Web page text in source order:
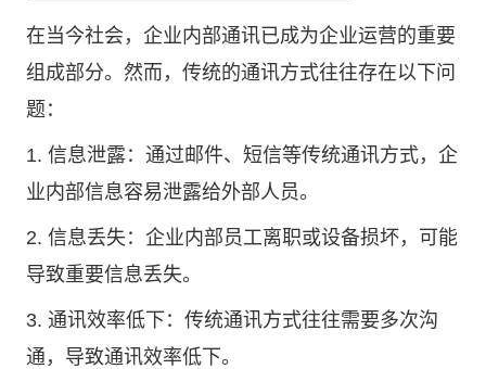
在当今社会，企业内部通讯已成为企业运营的重要
组成部分。然而，传统的通讯方式往往存在以下问
题：
1. 信息泄露：通过邮件、短信等传统通讯方式，企
业内部信息容易泄露给外部人员。
2. 信息丢失：企业内部员工离职或设备损坏，可能
导致重要信息丢失。
3. 通讯效率低下：传统通讯方式往往需要多次沟
通，导致通讯效率低下。